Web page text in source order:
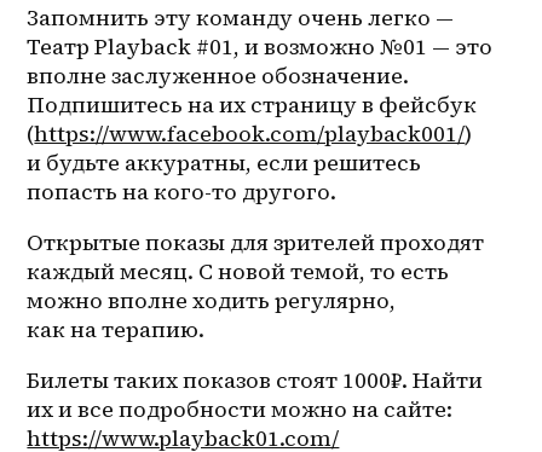
Запомнить эту команду очень легко —
Театр Playback #01, и возможно №01 — это
вполне заслуженное обозначение.
Подпишитесь на их страницу в фейсбук
(https://www.facebook.com/playback001/)
и будьте аккуратны, если решитесь
попасть на кого-то другого.
Открытые показы для зрителей проходят
каждый месяц. С новой темой, то есть
можно вполне ходить регулярно,
как на терапию.
Билеты таких показов стоят 1000₽. Найти
https://www.playback01.com/